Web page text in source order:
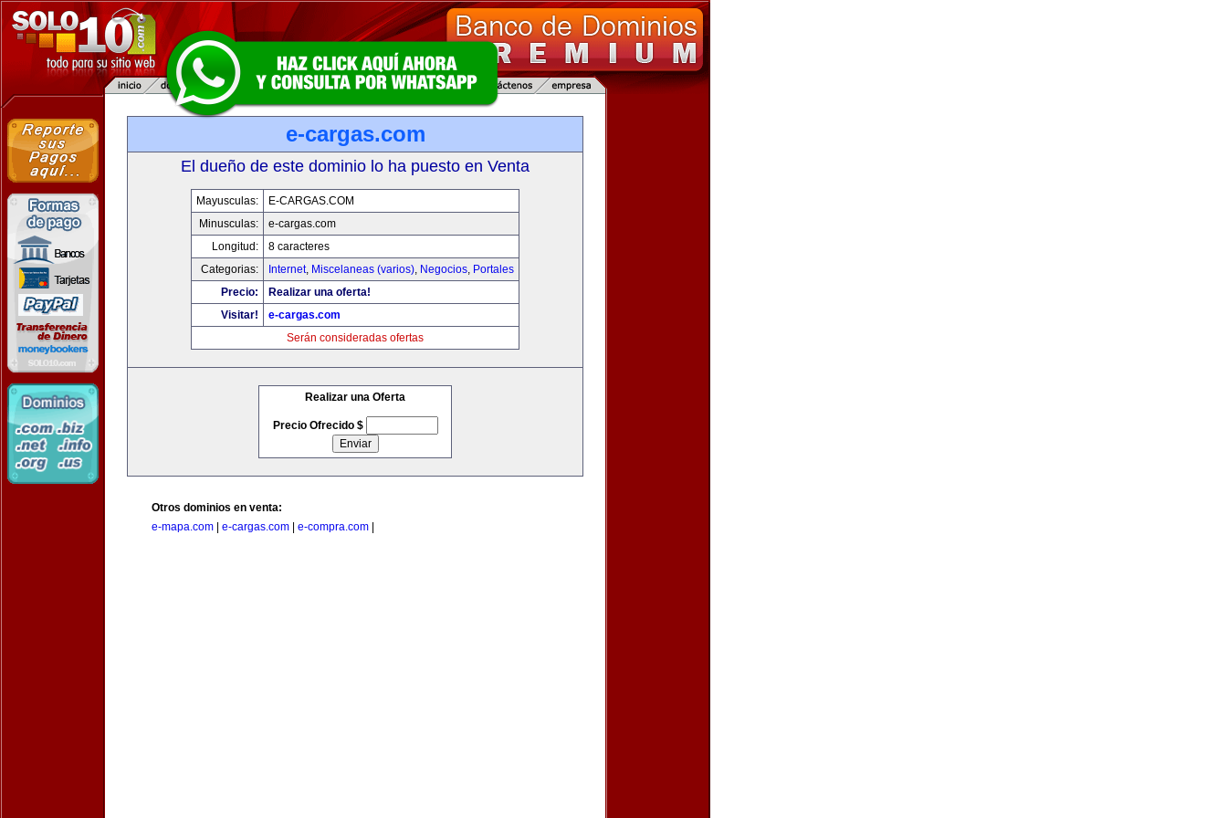
e-cargas.com
El dueño de este dominio lo ha puesto en Venta
Mayusculas:
E-CARGAS.COM
Minusculas:
e-cargas.com
Longitud:
8 caracteres
Categorias:
Internet, Miscelaneas (varios), Negocios, Portales
Precio:
Realizar una oferta!
Visitar!
e-cargas.com
Serán consideradas ofertas
Realizar una Oferta
Precio Ofrecido $
Otros dominios en venta:
e-mapa.com
e-cargas.com e-compra.com